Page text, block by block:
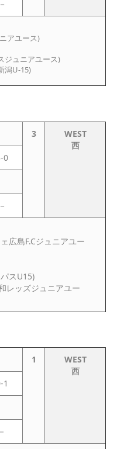
－
アユース)
ジュニアユース)
潟U-15)
3
WEST
西
0
－
広島F.Cジュニアユー
スU15)
レッズジュニアユー
1
WEST
西
1
－